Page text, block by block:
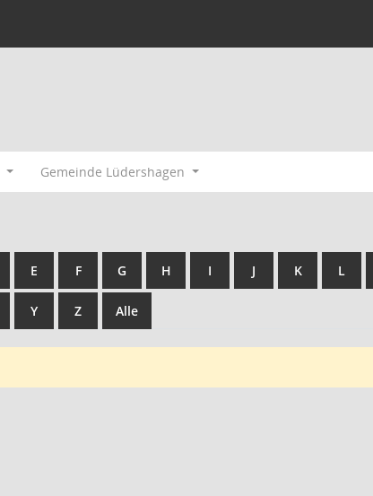
Gemeinde Lüdershagen
E F G H I J K L
Y Z Alle